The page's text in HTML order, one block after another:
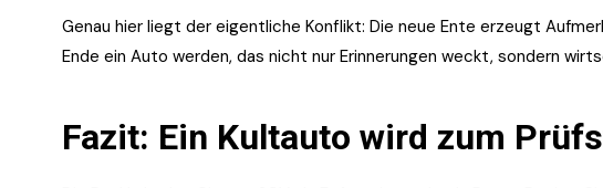
Genau hier liegt der eigentliche Konflikt: Die neue Ente erzeugt
Ende ein Auto werden, das nicht nur Erinnerungen weckt, sondern
Fazit: Ein Kultauto wird zum